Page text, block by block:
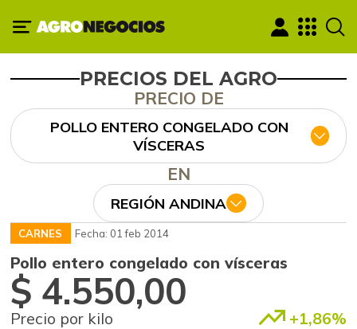
PRECIOS DEL AGRO
PRECIO DE
POLLO ENTERO CONGELADO CON
VÍSCERAS
EN
REGIÓN ANDINA
CARNES Fecha: 01 feb 2014
Pollo entero congelado con vísceras
$ 4.550,00
Precio por kilo +1,86%